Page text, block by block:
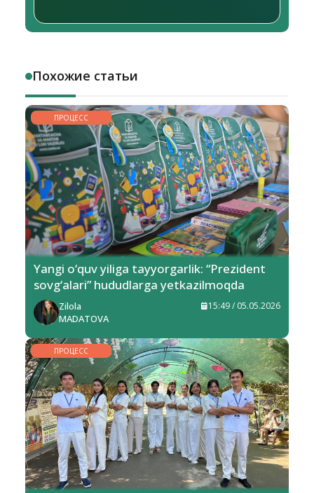
Похожие статьи
ПРОЦЕСС
Yangi o‘quv yiliga tayyorgarlik: “Prezident
sovg‘alari” hududlarga yetkazilmoqda
Zilola
MADATOVA
15:49 / 05.05.2026
ПРОЦЕСС